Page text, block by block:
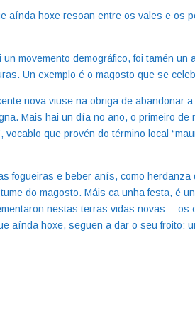
aínda hoxe resoan entre os vales e os
movemento demográfico, foi tamén un
Un exemplo é o magosto que se
nova viuse na obriga de abandonar
Mais hai un día no ano, o primeiro de
que provén do término local
fogueiras e beber anís, como
do magosto. Máis ca unha festa, é
nestas terras vidas novas
aínda hoxe, seguen a dar o seu froito: